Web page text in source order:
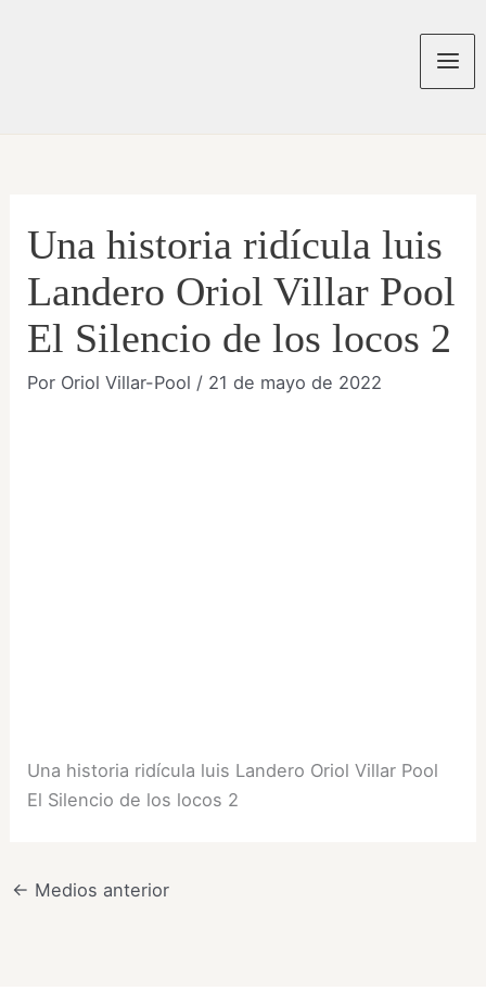
Una historia ridícula luis
Landero Oriol Villar Pool
El Silencio de los locos 2
Por Oriol Villar-Pool / 21 de mayo de 2022
Una historia ridícula luis Landero Oriol Villar Pool
El Silencio de los locos 2
← Medios anterior